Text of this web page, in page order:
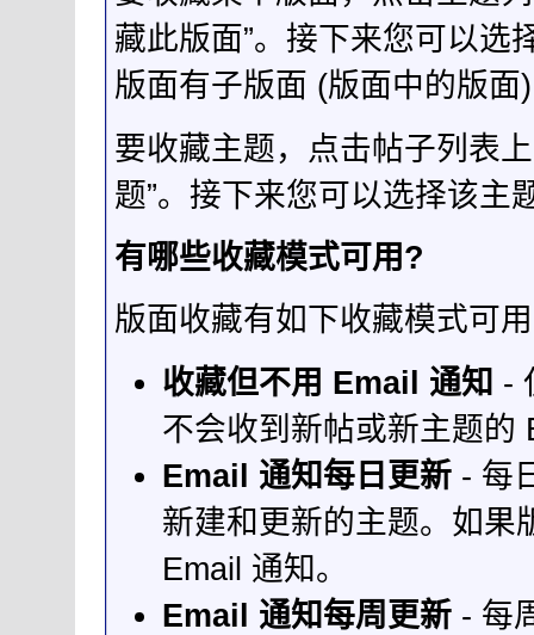
藏此版面”。接下来您可以选
版面有子版面 (版面中的版
要收藏主题，点击帖子列表
题”。接下来您可以选择该主
有哪些收藏模式可用?
版面收藏有如下收藏模式可
收藏但不用 Email 通知 -
不会收到新帖或新主题的
Email 通知每日更新- 每
新建和更新的主题。如果
Email 通知。
Email 通知每周更新- 每